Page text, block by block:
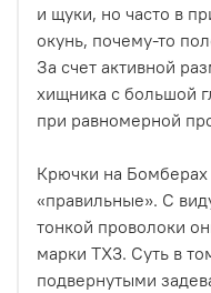
и щуки, но часто в
окунь, почему-то
За счет активной
хищника с большой
при равномерной
Крючки на Бомберах
«правильные». С
тонкой проволоки
марки TX3. Суть в
подвернутыми